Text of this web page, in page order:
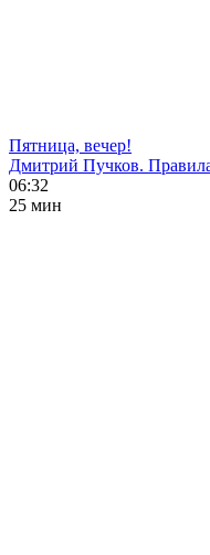
Пятница, вечер!
Дмитрий Пучков.
06:32
25 мин